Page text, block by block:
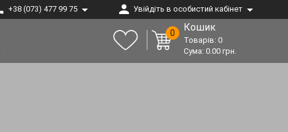
+38 (073) 477 99 75 Увійдіть в особистий кабінет
0 Кошик
Товарів: 0
Сума: 0.00 грн.